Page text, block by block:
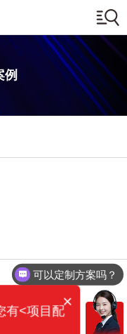
例
可以定制方案吗？
×
有<项目配